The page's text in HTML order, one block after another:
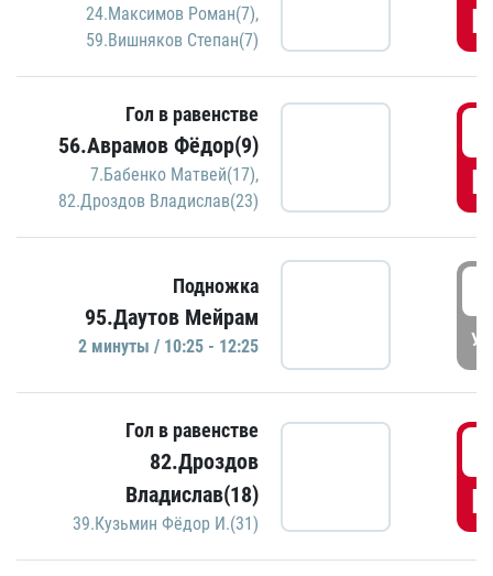
24.Максимов Роман(7),
59.Вишняков Степан(7)
Гол в равенстве
56.Аврамов Фёдор(9)
7.Бабенко Матвей(17),
82.Дроздов Владислав(23)
Подножка
95.Даутов Мейрам
2 минуты / 10:25 - 12:25
Гол в равенстве
82.Дроздов
Владислав(18)
39.Кузьмин Фёдор И.(31)